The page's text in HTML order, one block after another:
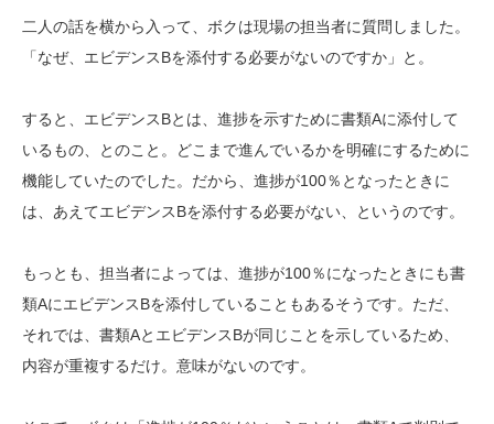
二人の話を横から入って、ボクは現場の担当者に質問しました。
「なぜ、エビデンスBを添付する必要がないのですか」と。
すると、エビデンスBとは、進捗を示すために書類Aに添付して
いるもの、とのこと。どこまで進んでいるかを明確にするために
機能していたのでした。だから、進捗が100％となったときに
は、あえてエビデンスBを添付する必要がない、というのです。
もっとも、担当者によっては、進捗が100％になったときにも書
類AにエビデンスBを添付していることもあるそうです。ただ、
それでは、書類AとエビデンスBが同じことを示しているため、
内容が重複するだけ。意味がないのです。